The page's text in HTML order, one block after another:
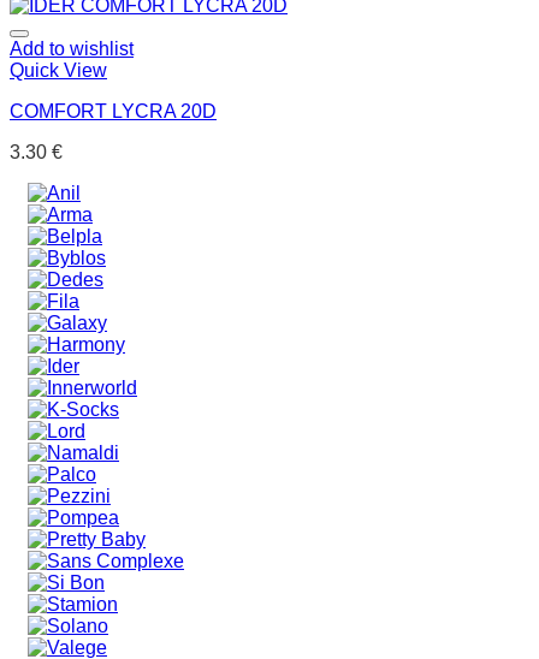
Add to wishlist
Quick View
COMFORT LYCRA 20D
3.30 €